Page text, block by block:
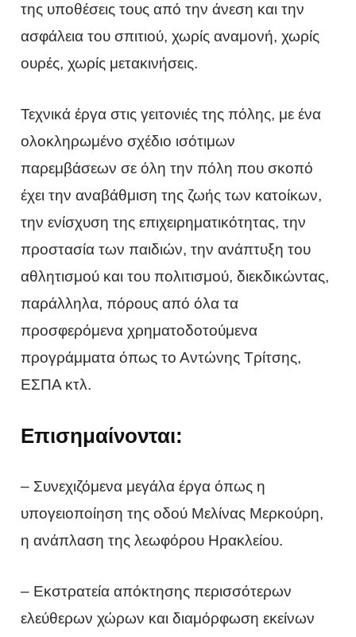
της υποθέσεις τους από την άνεση και την
ασφάλεια του σπιτιού, χωρίς αναμονή, χωρίς
ουρές, χωρίς μετακινήσεις.
Τεχνικά έργα στις γειτονιές της πόλης, με ένα
ολοκληρωμένο σχέδιο ισότιμων
παρεμβάσεων σε όλη την πόλη που σκοπό
έχει την αναβάθμιση της ζωής των κατοίκων,
την ενίσχυση της επιχειρηματικότητας, την
προστασία των παιδιών, την ανάπτυξη του
αθλητισμού και του πολιτισμού, διεκδικώντας,
παράλληλα, πόρους από όλα τα
προσφερόμενα χρηματοδοτούμενα
προγράμματα όπως το Αντώνης Τρίτσης,
ΕΣΠΑ κτλ.
Επισημαίνονται:
– Συνεχιζόμενα μεγάλα έργα όπως η
υπογειοποίηση της οδού Μελίνας Μερκούρη,
η ανάπλαση της λεωφόρου Ηρακλείου.
– Εκστρατεία απόκτησης περισσότερων
ελεύθερων χώρων και διαμόρφωση εκείνων